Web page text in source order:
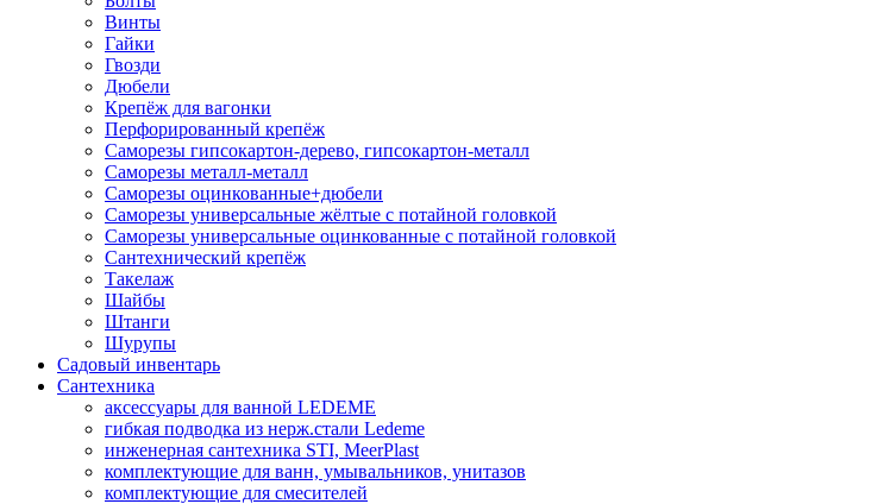
Винты
Гайки
Гвозди
Дюбели
Крепёж для вагонки
Перфорированный крепёж
Саморезы гипсокартон-дерево, гипсокартон-металл
Саморезы металл-металл
Саморезы оцинкованные+дюбели
Саморезы универсальные жёлтые с потайной головкой
Саморезы универсальные оцинкованные с потайной головкой
Сантехнический крепёж
Такелаж
Шайбы
Штанги
Шурупы
Садовый инвентарь
Сантехника
аксессуары для ванной LEDEME
гибкая подводка из нерж.стали Ledeme
инженерная сантехника STI, MeerPlast
комплектующие для ванн, умывальников, унитазов
комплектующие для смесителей